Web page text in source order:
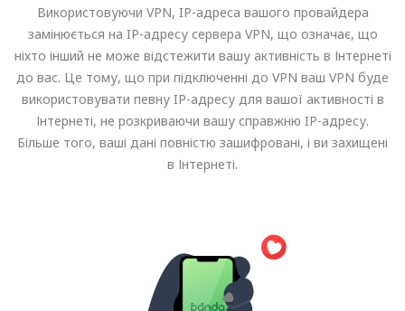
Використовуючи VPN, IP-адреса вашого провайдера
замінюється на IP-адресу сервера VPN, що означає, що
ніхто інший не може відстежити вашу активність в Інтернеті
до вас. Це тому, що при підключенні до VPN ваш VPN буде
використовувати певну IP-адресу для вашої активності в
Інтернеті, не розкриваючи вашу справжню IP-адресу.
Більше того, ваші дані повністю зашифровані, і ви захищені
в Інтернеті.